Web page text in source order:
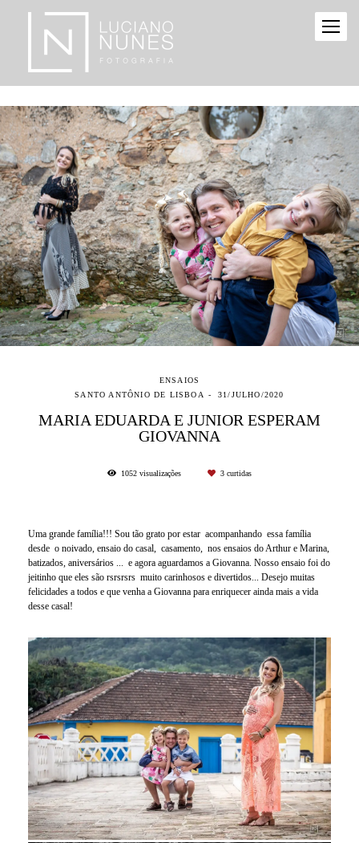
ENSAIOS
SANTO ANTÔNIO DE LISBOA
31/JULHO/2020
MARIA EDUARDA E JUNIOR ESPERAM
GIOVANNA
1052 visualizações 3 curtidas
Uma grande família!!! Sou tão grato por estar acompanhando essa família
desde o noivado, ensaio do casal, casamento, nos ensaios do Arthur e Marina,
batizados, aniversários ... e agora aguardamos a Giovanna. Nosso ensaio foi do
jeitinho que eles são rsrsrsrs muito carinhosos e divertidos... Desejo muitas
felicidades a todos e que venha a Giovanna para enriquecer ainda mais a vida
desse casal!